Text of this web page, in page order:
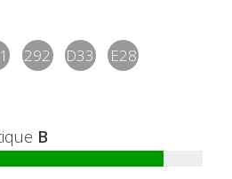
292 D33 E28
B